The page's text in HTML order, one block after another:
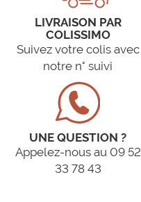
LIVRAISON PAR
COLISSIMO
Suivez votre colis avec
notre n° suivi
UNE QUESTION ?
Appelez-nous au 09 52
33 78 43